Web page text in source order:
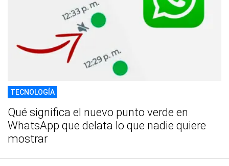
TECNOLOGÍA
Qué significa el nuevo punto verde en
WhatsApp que delata lo que nadie quiere
mostrar